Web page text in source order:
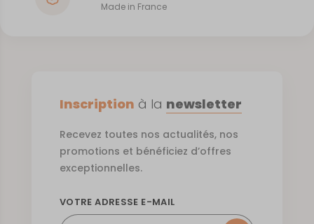
Made in France
Inscription à la newsletter
Recevez toutes nos actualités, nos
promotions et bénéficiez d’offres
exceptionnelles.
VOTRE ADRESSE E-MAIL